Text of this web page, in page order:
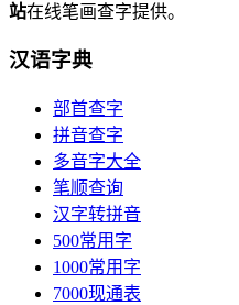
站在线笔画查字提供。
汉语字典
部首查字
拼音查字
多音字大全
笔顺查询
汉字转拼音
500常用字
1000常用字
7000现通表